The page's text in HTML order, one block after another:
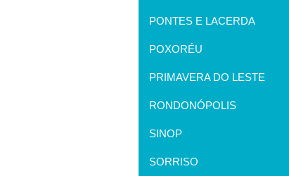
PONTES E LACERDA
POXORÉU
PRIMAVERA DO LESTE
RONDONÓPOLIS
SINOP
SORRISO